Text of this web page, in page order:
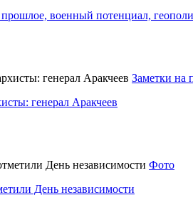
военный потенциал,
Заметки на
генерал Аракчеев
Фото
День независимости